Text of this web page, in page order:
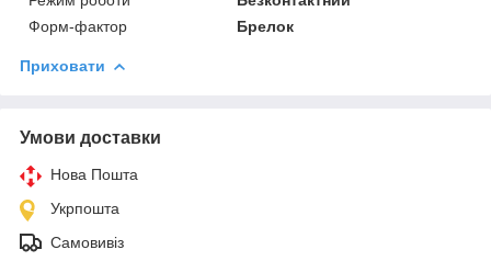
Форм-фактор
Брелок
Приховати
Умови доставки
Нова Пошта
Укрпошта
Самовивіз